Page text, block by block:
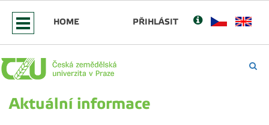
HOME PŘIHLÁSIT
Aktuální informace